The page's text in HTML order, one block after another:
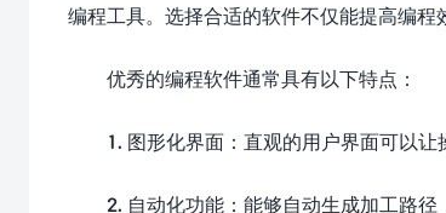
编程工具。选择合适的软件不仅能提高编程
优秀的编程软件通常具有以下特点：
1. 图形化界面：直观的用户界面可以让
2. 自动化功能：能够自动生成加工路径